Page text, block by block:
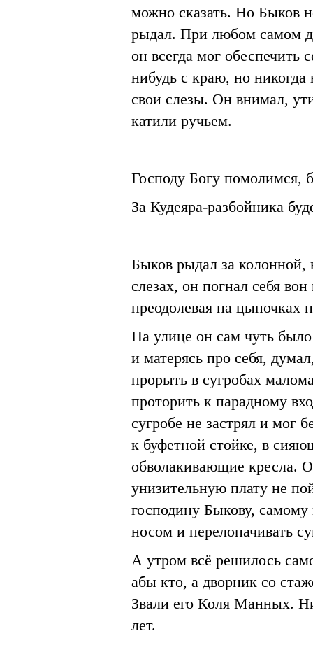
можно сказать. Но Быков
рыдал. При любом самом
он всегда мог обеспечить
нибудь с краю, но никогда
свои слезы. Он внимал,
катили ручьем.
Господу Богу помолимся,
За Кудеяра-разбойника
Быков рыдал за
слезах, он погнал себя
преодолевая на цыпочках
На улице он сам чуть было
и матерясь про себя,
прорыть в сугробах
проторить к парадному
сугробе не застрял и мог
к буфетной стойке, в
обволакивающие кресла.
унизительную плату не
господину Быкову, самому
носом и перелопачивать
А утром всё решилось
абы кто, а дворник со
Звали его Коля Манных.
лет.